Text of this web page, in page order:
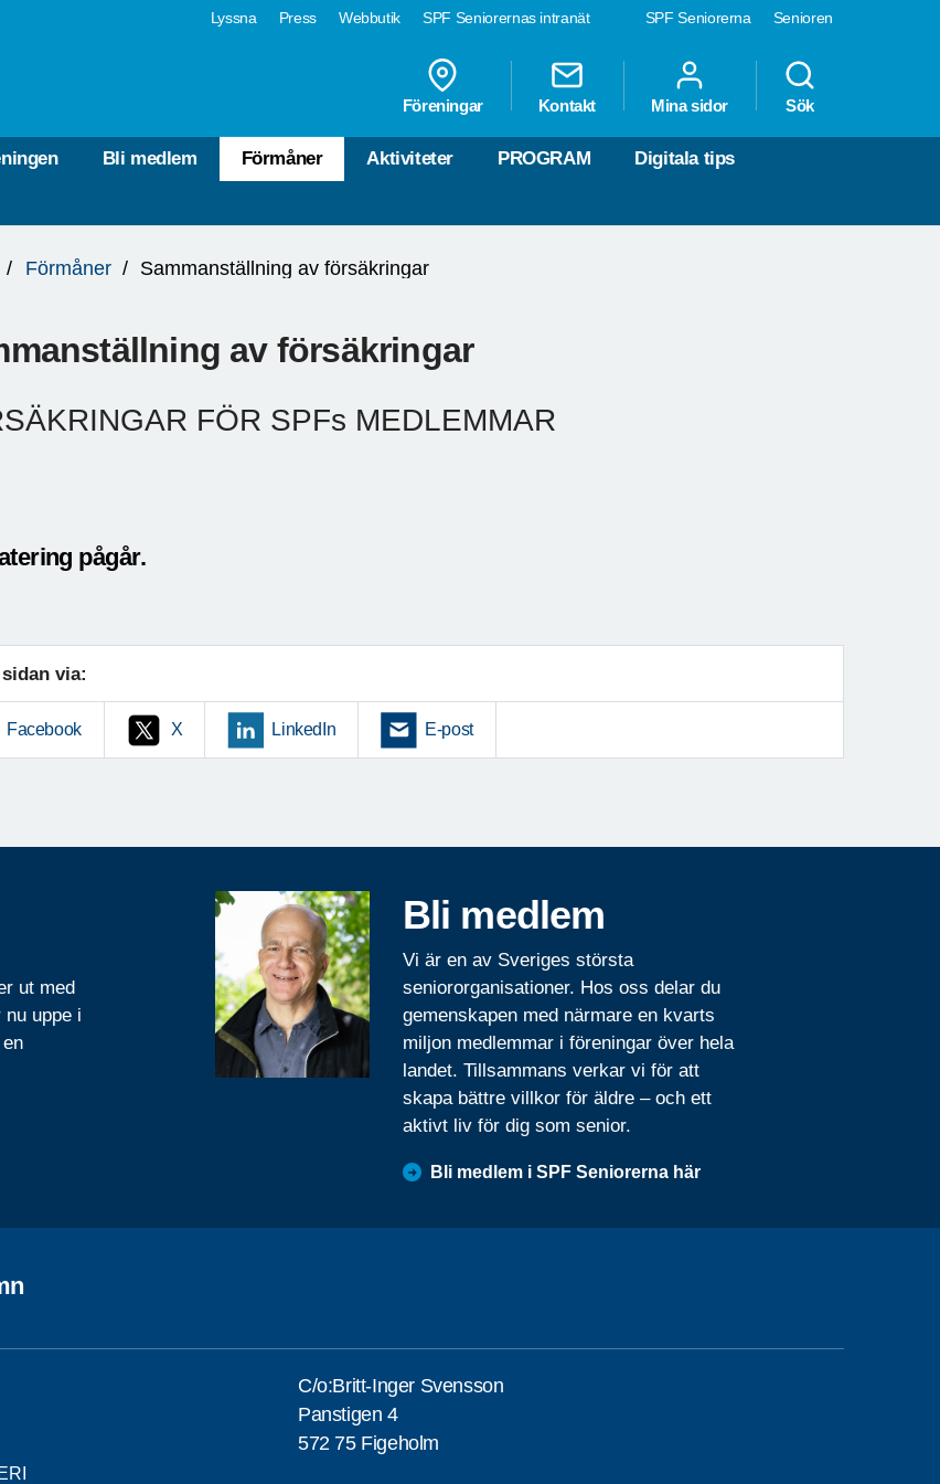
SPF Seniorerna Senioren
Lyssna Press Webbutik SPF Seniorernas intranät
Föreningar Kontakt Mina sidor Sök
Bli medlem Förmåner Aktiviteter PROGRAM Digitala tips
Förmåner Sammanställning av försäkringar
av försäkringar
FÖR SPFs MEDLEMMAR
pågår.
sidan via:
Facebook X LinkedIn E-post
ut med
nu uppe i
Bli medlem
Vi är en av Sveriges största
seniororganisationer. Hos oss delar du
gemenskapen med närmare en kvarts
miljon medlemmar i föreningar över hela
landet. Tillsammans verkar vi för att
skapa bättre villkor för äldre – och ett
aktivt liv för dig som senior.
Bli medlem i SPF Seniorerna här
C/o:Britt-Inger Svensson
Panstigen 4
572 75 Figeholm